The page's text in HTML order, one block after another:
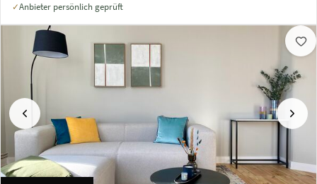
✓Anbieter persönlich geprüft
Vorherige